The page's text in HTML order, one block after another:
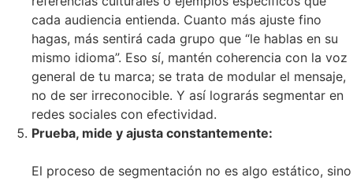
cada audiencia entienda. Cuanto más ajuste fino
hagas, más sentirá cada grupo que “le hablas en su
mismo idioma”. Eso sí, mantén coherencia con la voz
general de tu marca; se trata de modular el mensaje,
no de ser irreconocible. Y así lograrás segmentar en
redes sociales con efectividad.
Prueba, mide y ajusta constantemente:
El proceso de segmentación no es algo estático, sino